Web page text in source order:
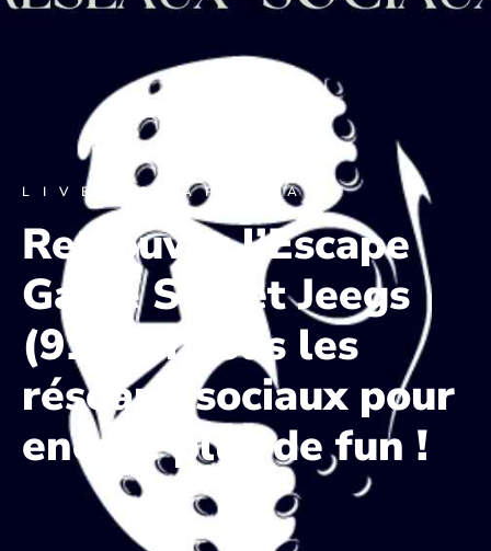
LIVE ESCAPE GAME
Retrouvez l’Escape
Game Secret Jeegs
(91) sur tous les
réseaux sociaux pour
encore plus de fun !